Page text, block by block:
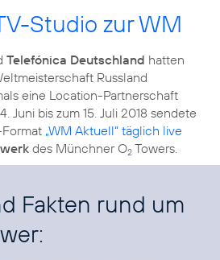
Studio zur WM
Telefónica Deutschland hatten
Russland
eine Location-Partnerschaft
Juni bis zum 15. Juli 2018 sendete
Format „WM Aktuell“ täglich live
des Münchner O2 Towers.
Fakten rund um